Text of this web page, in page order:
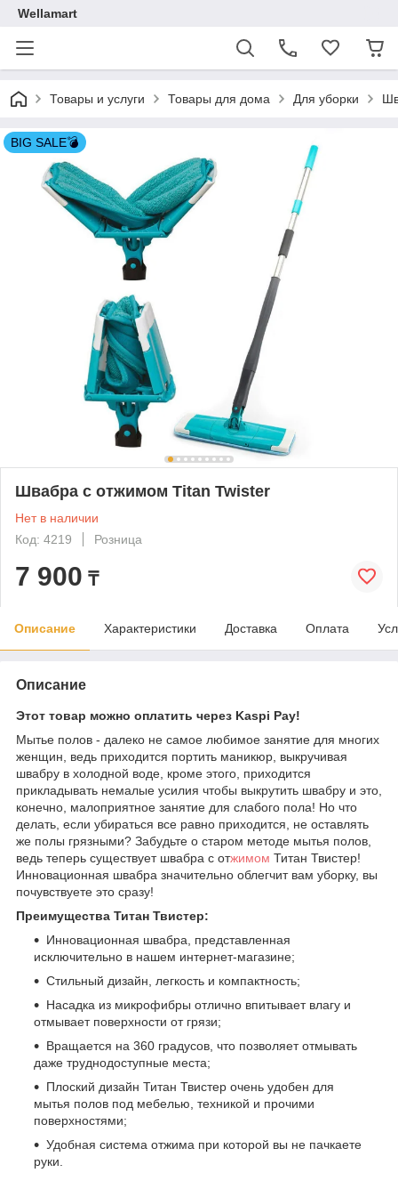
Wellamart
Товары и услуги Товары для дома Для уборки
BIG SALE💣
Швабра с отжимом Titan Twister
Нет в наличии
Код: 4219
Розница
7 900 ₸
Описание Характеристики Доставка Оплата
Описание
Этот товар можно оплатить через Kaspi Pay!
Мытье полов - далеко не самое любимое занятие для многих
женщин, ведь приходится портить маникюр, выкручивая
швабру в холодной воде, кроме этого, приходится
прикладывать немалые усилия чтобы выкрутить швабру и это,
конечно, малоприятное занятие для слабого пола! Но что
делать, если убираться все равно приходится, не оставлять
же полы грязными? Забудьте о старом методе мытья полов,
ведь теперь существует швабра с отжимом Титан Твистер!
Инновационная швабра значительно облегчит вам уборку, вы
почувствуете это сразу!
Преимущества Титан Твистер:
Инновационная швабра, представленная
исключительно в нашем интернет-магазине;
Стильный дизайн, легкость и компактность;
Насадка из микрофибры отлично впитывает влагу и
отмывает поверхности от грязи;
Вращается на 360 градусов, что позволяет отмывать
даже труднодоступные места;
Плоский дизайн Титан Твистер очень удобен для
мытья полов под мебелью, техникой и прочими
поверхностями;
Удобная система отжима при которой вы не пачкаете
руки.